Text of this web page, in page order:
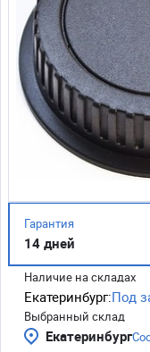
Гарантия
14 дней
Наличие на складах
Екатеринбург:Под
Выбранный склад
Екатеринбург